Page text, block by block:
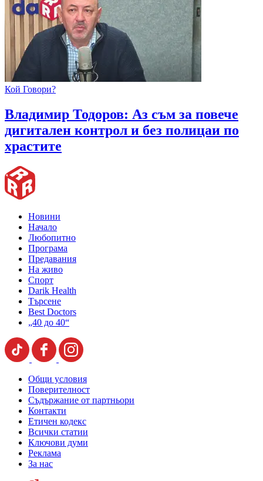
Кой Говори?
Владимир Тодоров: Аз съм за повече
дигитален контрол и без полицаи по
храстите
Новини
Начало
Любопитно
Програма
Предавания
На живо
Спорт
Darik Health
Търсене
Best Doctors
„40 до 40“
Общи условия
Поверителност
Съдържание от партньори
Контакти
Етичен кодекс
Всички статии
Ключови думи
Реклама
За нас